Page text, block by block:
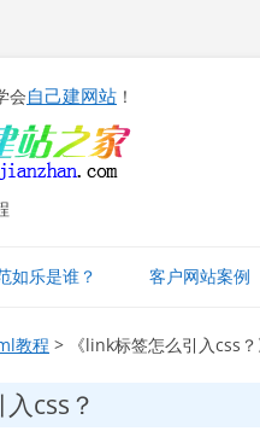
会自己建网站 ！
如乐是谁？ 客户网站案例
教程 > 《link标签怎么引入css
css？